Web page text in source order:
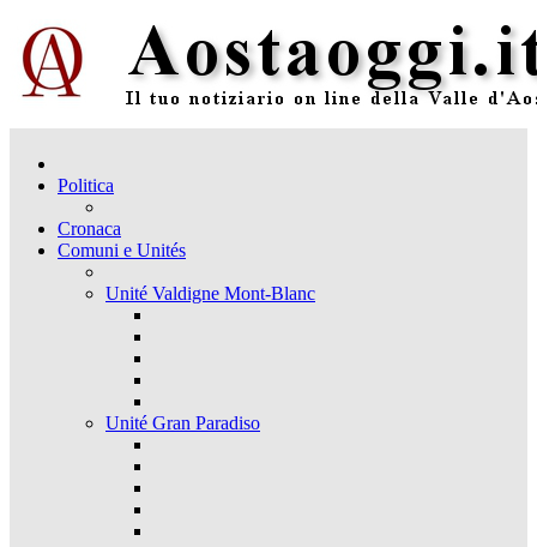
Politica
Cronaca
Comuni e Unités
Unité Valdigne Mont-Blanc
Unité Gran Paradiso